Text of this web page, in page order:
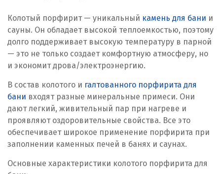
Колотый порфирит — уникальный камень для бани и
сауны. Он обладает высокой теплоемкостью, поэтому
долго поддерживает высокую температуру в парной
— это не только создает комфортную атмосферу, но
и экономит дрова/электроэнергию.
В состав колотого и галтованного порфирита для
бани входят разные минеральные примеси. Они
дают легкий, живительный пар при нагреве и
проявляют оздоровительные свойства. Все это
обеспечивает широкое применение порфирита при
заполнении каменных печей в банях и саунах.
Основные характеристики колотого порфирита для